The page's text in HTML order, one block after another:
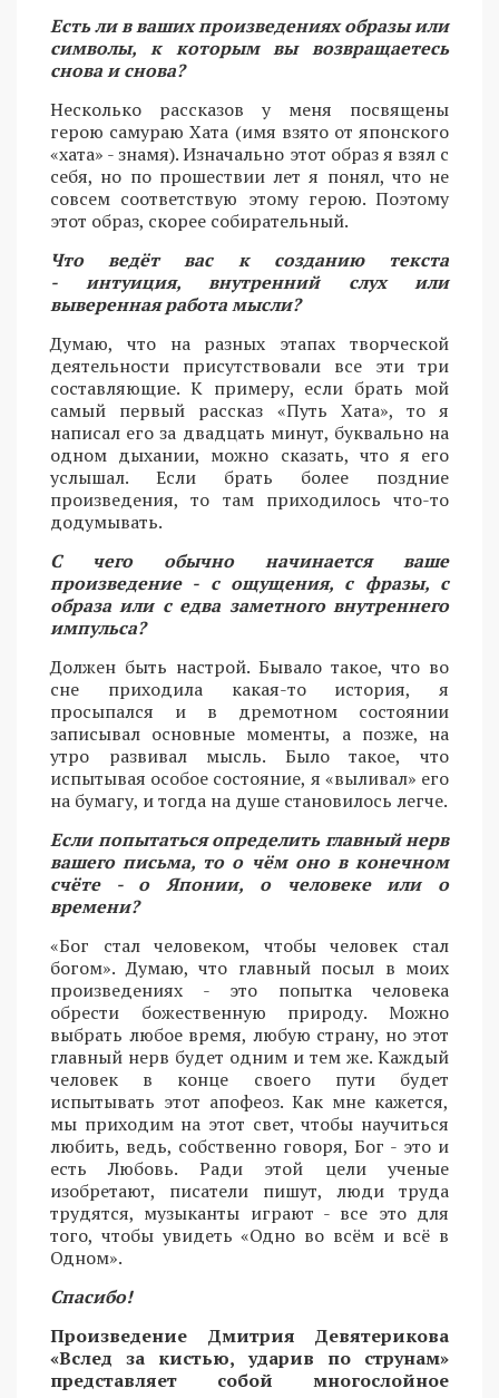
Есть ли в ваших произведениях образы или
символы, к которым вы возвращаетесь
снова и снова?
Несколько рассказов у меня посвящены
герою самураю Хата (имя взято от японского
«хата» - знамя). Изначально этот образ я взял с
себя, но по прошествии лет я понял, что не
совсем соответствую этому герою. Поэтому
этот образ, скорее собирательный.
Что ведёт вас к созданию текста
- интуиция, внутренний слух или
выверенная работа мысли?
Думаю, что на разных этапах творческой
деятельности присутствовали все эти три
составляющие. К примеру, если брать мой
самый первый рассказ «Путь Хата», то я
написал его за двадцать минут, буквально на
одном дыхании, можно сказать, что я его
услышал. Если брать более поздние
произведения, то там приходилось что-то
додумывать.
С чего обычно начинается ваше
произведение - с ощущения, с фразы, с
образа или с едва заметного внутреннего
импульса?
Должен быть настрой. Бывало такое, что во
сне приходила какая-то история, я
просыпался и в дремотном состоянии
записывал основные моменты, а позже, на
утро развивал мысль. Было такое, что
испытывая особое состояние, я «выливал» его
на бумагу, и тогда на душе становилось легче.
Если попытаться определить главный нерв
вашего письма, то о чём оно в конечном
счёте - о Японии, о человеке или о
времени?
«Бог стал человеком, чтобы человек стал
богом». Думаю, что главный посыл в моих
произведениях - это попытка человека
обрести божественную природу. Можно
выбрать любое время, любую страну, но этот
главный нерв будет одним и тем же. Каждый
человек в конце своего пути будет
испытывать этот апофеоз. Как мне кажется,
мы приходим на этот свет, чтобы научиться
любить, ведь, собственно говоря, Бог - это и
есть Любовь. Ради этой цели ученые
изобретают, писатели пишут, люди труда
трудятся, музыканты играют - все это для
того, чтобы увидеть «Одно во всём и всё в
Одном».
Спасибо!
Произведение Дмитрия Девятерикова
«Вслед за кистью, ударив по струнам»
представляет собой многослойное